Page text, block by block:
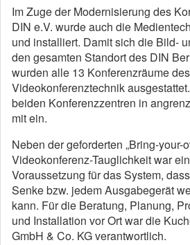
Im Zuge der Modernisierung des
DIN e.V. wurde auch die
und installiert. Damit sich die Bild-
den gesamten Standort des DIN
wurden alle 13 Konferenzräume
Videokonferenztechnik
beiden Konferenzzentren in
mit ein.
Neben der geforderten „Bring-your-
Videokonferenz-Tauglichkeit war
Voraussetzung für das System,
Senke bzw. jedem Ausgabegerät
kann. Für die Beratung, Planung,
und Installation vor Ort war die
GmbH & Co. KG verantwortlich.